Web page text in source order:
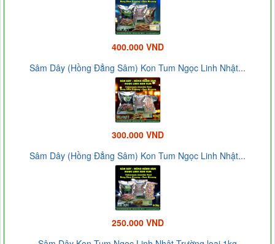
400.000 VND
Sâm Dây (Hồng Đẳng Sâm) Kon Tum Ngọc Linh Nhật...
300.000 VND
Sâm Dây (Hồng Đẳng Sâm) Kon Tum Ngọc Linh Nhật...
250.000 VND